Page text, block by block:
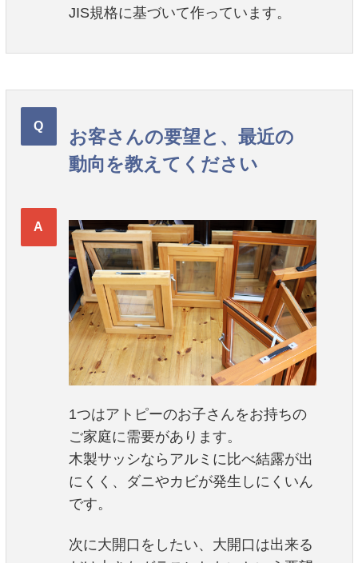
JIS規格に基づいて作っています。
お客さんの要望と、最近の
動向を教えてください
1つはアトピーのお子さんをお持ちの
ご家庭に需要があります。
木製サッシならアルミに比べ結露が出
にくく、ダニやカビが発生しにくいん
です。
次に大開口をしたい、大開口は出来る